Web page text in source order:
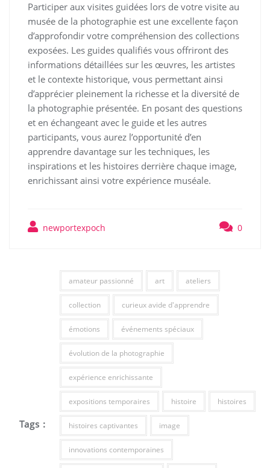
Participer aux visites guidées lors de votre visite au
musée de la photographie est une excellente façon
d’approfondir votre compréhension des collections
exposées. Les guides qualifiés vous offriront des
informations détaillées sur les œuvres, les artistes
et le contexte historique, vous permettant ainsi
d’apprécier pleinement la richesse et la diversité de
la photographie présentée. En posant des questions
et en échangeant avec le guide et les autres
participants, vous aurez l’opportunité d’en
apprendre davantage sur les techniques, les
inspirations et les histoires derrière chaque image,
enrichissant ainsi votre expérience muséale.
newportexpoch 0
Tags :
amateur passionné art ateliers
collection curieux avide d'apprendre
émotions événements spéciaux
évolution de la photographie
expérience enrichissante
expositions temporaires histoire histoires
histoires captivantes image
innovations contemporaines